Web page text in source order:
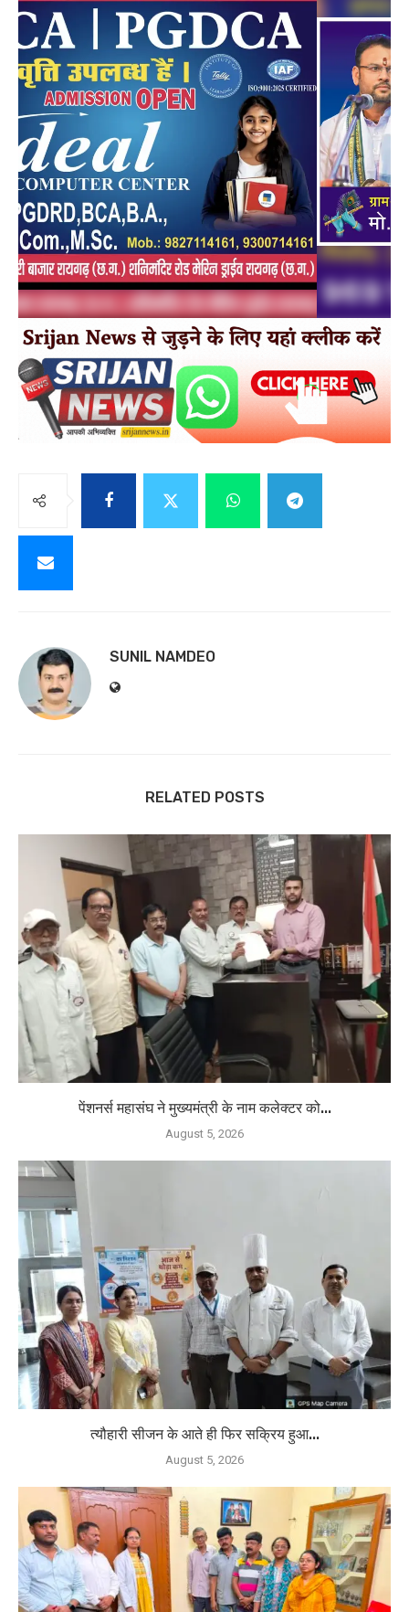
SUNIL NAMDEO
RELATED POSTS
पेंशनर्स महासंघ ने मुख्यमंत्री के नाम कलेक्टर को...
August 5, 2026
त्यौहारी सीजन के आते ही फिर सक्रिय हुआ...
August 5, 2026